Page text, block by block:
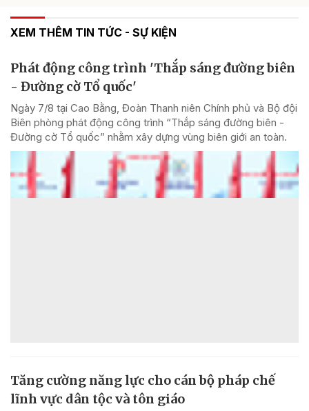
XEM THÊM TIN TỨC - SỰ KIỆN
Phát động công trình 'Thắp sáng đường biên
- Đường cờ Tổ quốc'
Ngày 7/8 tại Cao Bằng, Đoàn Thanh niên Chính phủ và Bộ đội
Biên phòng phát động công trình “Thắp sáng đường biên -
Đường cờ Tổ quốc” nhằm xây dựng vùng biên giới an toàn.
Tăng cường năng lực cho cán bộ pháp chế
lĩnh vực dân tộc và tôn giáo